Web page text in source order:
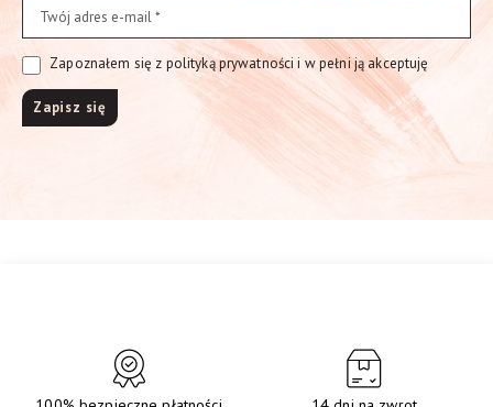
Zapoznałem się z polityką prywatności i w pełni ją akceptuję